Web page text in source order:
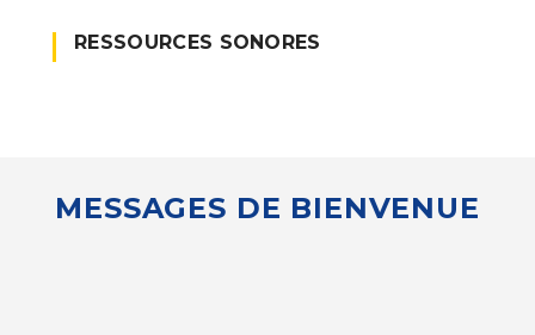
RESSOURCES SONORES
MESSAGES DE BIENVENUE